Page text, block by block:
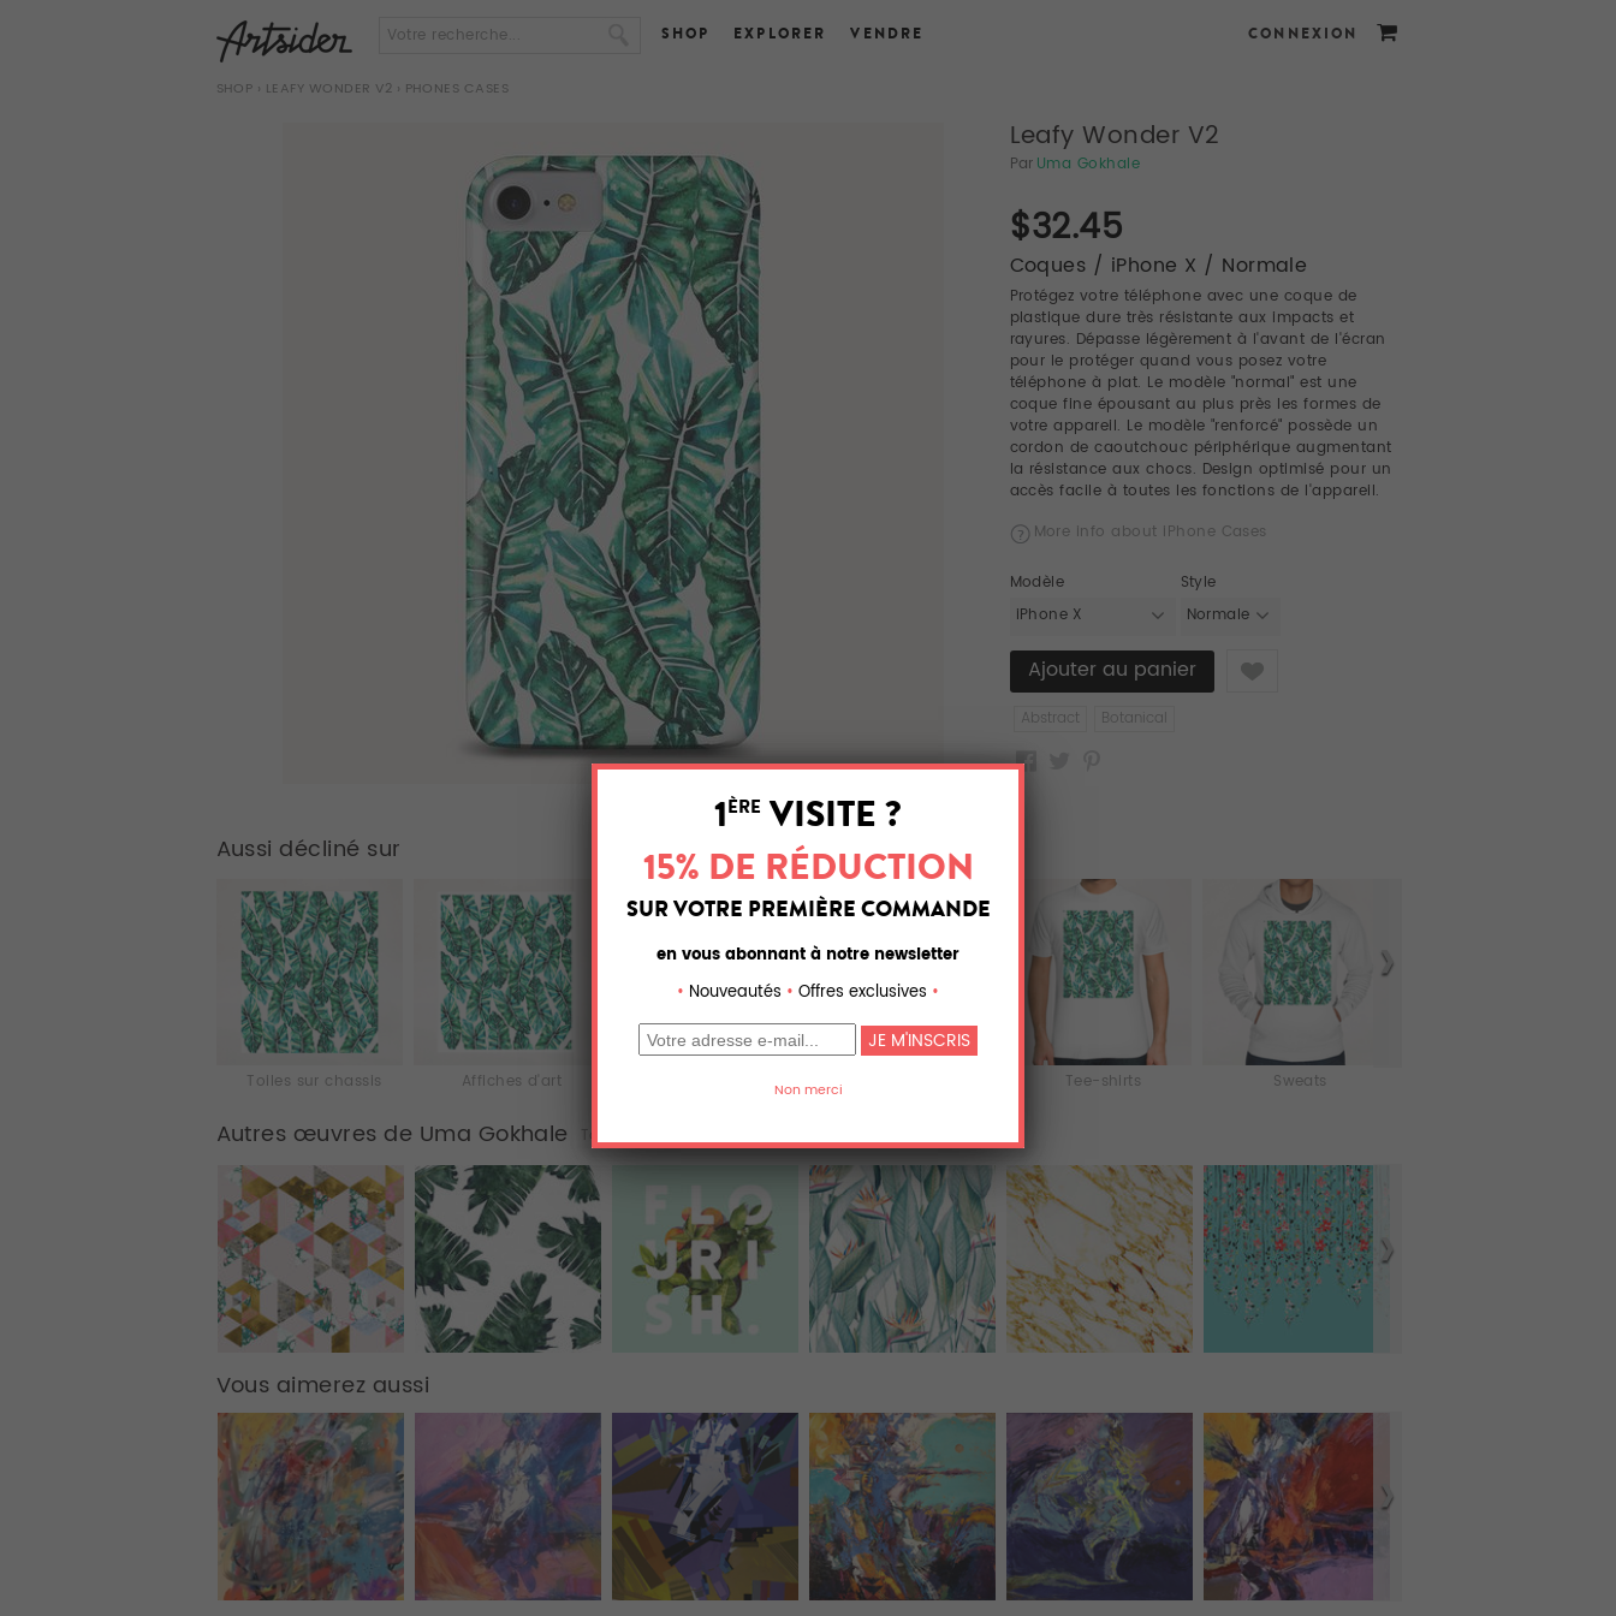
SHOP EXPLORER VENDRE CONNEXION
SHOP › LEAFY WONDER V2 › PHONES CASES
Leafy Wonder V2
Par Uma Gokhale
$32.45
Coques / iPhone X / Normale
Protégez votre téléphone avec une coque de
plastique dure très résistante aux impacts et
rayures. Dépasse légèrement à l'avant de l'écran
pour le protéger quand vous posez votre
téléphone à plat. Le modèle "normal" est une
coque fine épousant au plus près les formes de
votre appareil. Le modèle "renforcé" possède un
cordon de caoutchouc périphérique augmentant
la résistance aux chocs. Design optimisé pour un
accès facile à toutes les fonctions de l'appareil.
More info about iPhone Cases
Modèle
iPhone X
Style
Normale
Like
Abstract Botanical
Aussi décliné sur
Toiles sur chassis Affiches d'art Tee-shirts Sweats
Autres œuvres de Uma Gokhale Tous (77)
Vous aimerez aussi